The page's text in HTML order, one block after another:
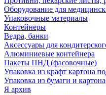
Оборудование для
Упаковочные материалы
Контейнеры
Ведра, банки
Аксессуары для
Алюминиевые контейнера
Пакеты ПНД (фасовочные)
Упаковка из крафт картона
Упаковка из бумаги и картона
Я архив